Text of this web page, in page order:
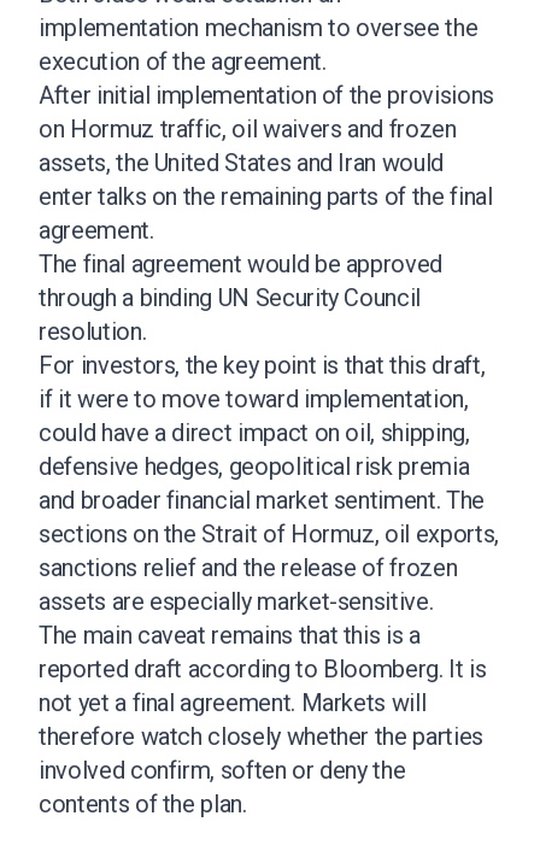
implementation mechanism to oversee the
execution of the agreement.
After initial implementation of the provisions
on Hormuz traffic, oil waivers and frozen
assets, the United States and Iran would
enter talks on the remaining parts of the final
agreement.
The final agreement would be approved
through a binding UN Security Council
resolution.
For investors, the key point is that this draft,
if it were to move toward implementation,
could have a direct impact on oil, shipping,
defensive hedges, geopolitical risk premia
and broader financial market sentiment. The
sections on the Strait of Hormuz, oil exports,
sanctions relief and the release of frozen
assets are especially market-sensitive.
The main caveat remains that this is a
reported draft according to Bloomberg. It is
not yet a final agreement. Markets will
therefore watch closely whether the parties
involved confirm, soften or deny the
contents of the plan.